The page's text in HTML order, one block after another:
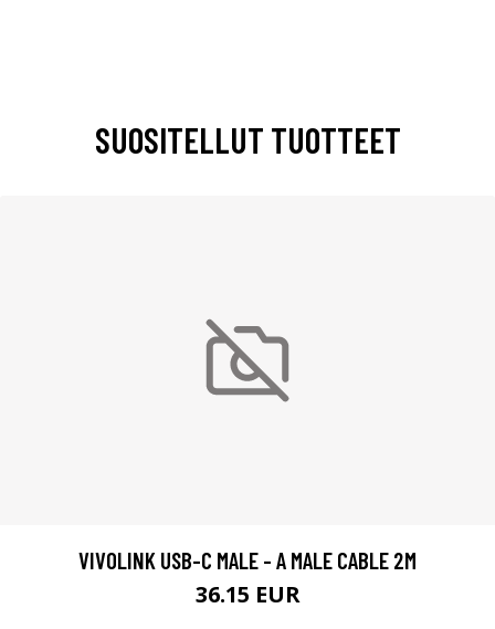
SUOSITELLUT TUOTTEET
VIVOLINK USB-C MALE - A MALE CABLE 2M
36.15 EUR